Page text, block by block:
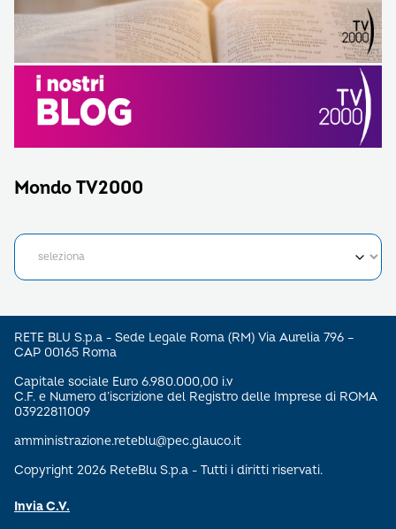
Mondo TV2000
RETE BLU S.p.a - Sede Legale Roma (RM) Via Aurelia 796 –
CAP 00165 Roma
Capitale sociale Euro 6.980.000,00 i.v
C.F. e Numero d’iscrizione del Registro delle Imprese di ROMA
03922811009
amministrazione.reteblu@pec.glauco.it
Copyright 2026 ReteBlu S.p.a - Tutti i diritti riservati.
Invia C.V.